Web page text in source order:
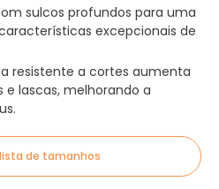
sulcos profundos para uma
excepcionais de
resistente a cortes aumenta
lascas, melhorando a
de tamanhos